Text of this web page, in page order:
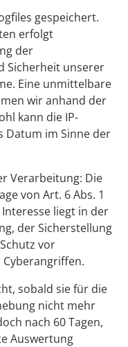
gespeichert.
erfolgt
der
Sicherheit unserer
Eine unmittelbare
wir anhand der
kann die IP-
Datum im Sinne der
Verarbeitung: Die
von Art. 6 Abs. 1
liegt in der
der Sicherstellung
vor
sobald sie für die
nicht mehr
nach 60 Tagen,
Auswertung